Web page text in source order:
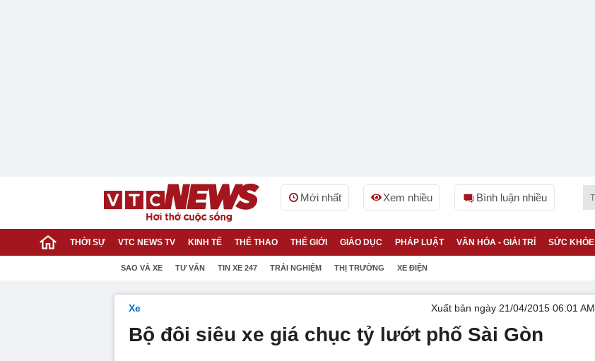
Mới nhất Xem nhiều Bình luận nhiều
THỜI SỰ VTC NEWS TV KINH TẾ THỂ THAO THẾ GIỚI GIÁO DỤC PHÁP LUẬT VĂN HÓA - GIẢI TRÍ SỨC KHỎE
SAO VÀ XE TƯ VẤN TIN XE 247 TRẢI NGHIỆM THỊ TRƯỜNG XE ĐIỆN
Xe Xuất bản ngày 21/04/2015 06:01 AM
Bộ đôi siêu xe giá chục tỷ lướt phố Sài Gòn